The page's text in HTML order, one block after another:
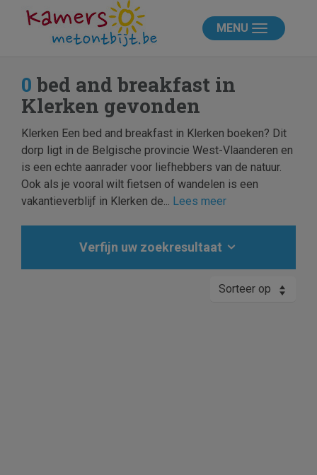
MENU
0 bed and breakfast in
Klerken gevonden
Klerken Een bed and breakfast in Klerken boeken? Dit
dorp ligt in de Belgische provincie West-Vlaanderen en
is een echte aanrader voor liefhebbers van de natuur.
Ook als je vooral wilt fietsen of wandelen is een
vakantieverblijf in Klerken de... Lees meer
Verfijn uw zoekresultaat
Sorteer op